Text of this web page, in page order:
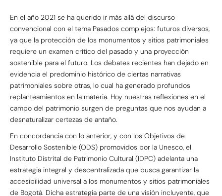
En el año 2021 se ha querido ir más allá del discurso
convencional con el tema Pasados complejos: futuros diversos,
ya que la protección de los monumentos y sitios patrimoniales
requiere un examen crítico del pasado y una proyección
sostenible para el futuro. Los debates recientes han dejado en
evidencia el predominio histórico de ciertas narrativas
patrimoniales sobre otras, lo cual ha generado profundos
replanteamientos en la materia. Hoy nuestras reflexiones en el
campo del patrimonio surgen de preguntas que nos ayudan a
desnaturalizar certezas de antaño.
En concordancia con lo anterior, y con los Objetivos de
Desarrollo Sostenible (ODS) promovidos por la Unesco, el
Instituto Distrital de Patrimonio Cultural (IDPC) adelanta una
estrategia integral y descentralizada que busca garantizar la
accesibilidad universal a los monumentos y sitios patrimoniales
de Bogotá. Dicha estrategia parte de una visión incluyente, que